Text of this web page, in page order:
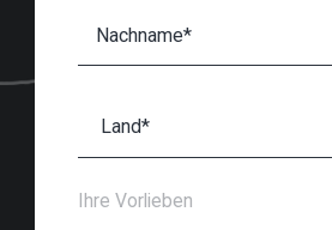
Ihre Vorlieben